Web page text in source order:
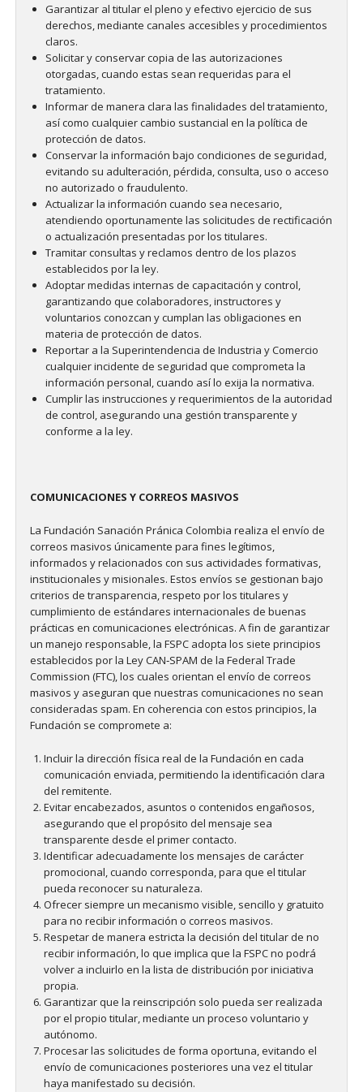
Garantizar al titular el pleno y efectivo ejercicio de sus
derechos, mediante canales accesibles y procedimientos
claros.
Solicitar y conservar copia de las autorizaciones
otorgadas, cuando estas sean requeridas para el
tratamiento.
Informar de manera clara las finalidades del tratamiento,
así como cualquier cambio sustancial en la política de
protección de datos.
Conservar la información bajo condiciones de seguridad,
evitando su adulteración, pérdida, consulta, uso o acceso
no autorizado o fraudulento.
Actualizar la información cuando sea necesario,
atendiendo oportunamente las solicitudes de rectificación
o actualización presentadas por los titulares.
Tramitar consultas y reclamos dentro de los plazos
establecidos por la ley.
Adoptar medidas internas de capacitación y control,
garantizando que colaboradores, instructores y
voluntarios conozcan y cumplan las obligaciones en
materia de protección de datos.
Reportar a la Superintendencia de Industria y Comercio
cualquier incidente de seguridad que comprometa la
información personal, cuando así lo exija la normativa.
Cumplir las instrucciones y requerimientos de la autoridad
de control, asegurando una gestión transparente y
conforme a la ley.
COMUNICACIONES Y CORREOS MASIVOS
La Fundación Sanación Pránica Colombia realiza el envío de
correos masivos únicamente para fines legítimos,
informados y relacionados con sus actividades formativas,
institucionales y misionales. Estos envíos se gestionan bajo
criterios de transparencia, respeto por los titulares y
cumplimiento de estándares internacionales de buenas
prácticas en comunicaciones electrónicas. A fin de garantizar
un manejo responsable, la FSPC adopta los siete principios
establecidos por la Ley CAN‑SPAM de la Federal Trade
Commission (FTC), los cuales orientan el envío de correos
masivos y aseguran que nuestras comunicaciones no sean
consideradas spam. En coherencia con estos principios, la
Fundación se compromete a:
Incluir la dirección física real de la Fundación en cada
comunicación enviada, permitiendo la identificación clara
del remitente.
Evitar encabezados, asuntos o contenidos engañosos,
asegurando que el propósito del mensaje sea
transparente desde el primer contacto.
Identificar adecuadamente los mensajes de carácter
promocional, cuando corresponda, para que el titular
pueda reconocer su naturaleza.
Ofrecer siempre un mecanismo visible, sencillo y gratuito
para no recibir información o correos masivos.
Respetar de manera estricta la decisión del titular de no
recibir información, lo que implica que la FSPC no podrá
volver a incluirlo en la lista de distribución por iniciativa
propia.
Garantizar que la reinscripción solo pueda ser realizada
por el propio titular, mediante un proceso voluntario y
autónomo.
Procesar las solicitudes de forma oportuna, evitando el
envío de comunicaciones posteriores una vez el titular
haya manifestado su decisión.